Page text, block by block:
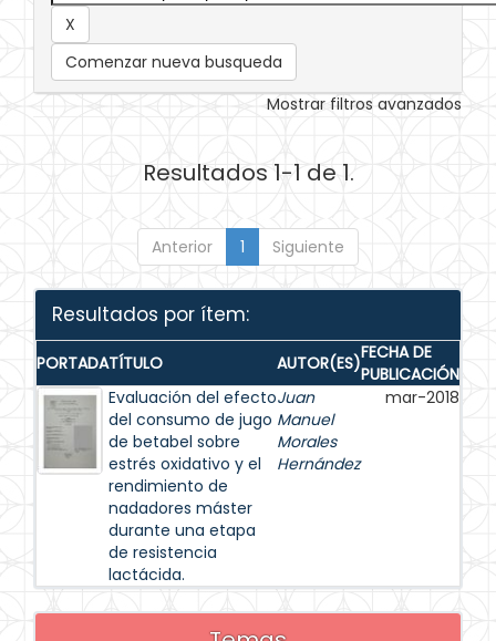
Comenzar nueva busqueda
Mostrar filtros avanzados
Resultados 1-1 de 1.
Anterior 1 Siguiente
Resultados por ítem:
PORTADATÍTULO AUTOR(ES)FECHA DE
PUBLICACIÓN
Evaluación del efecto
del consumo de jugo
de betabel sobre
estrés oxidativo y el
rendimiento de
nadadores máster
durante una etapa
de resistencia
lactácida.
Juan
Manuel
Morales
Hernández
mar-2018